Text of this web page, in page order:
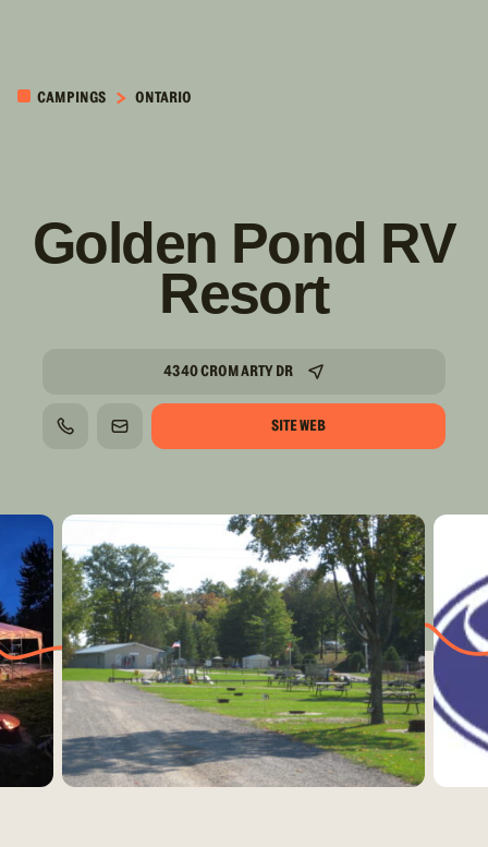
CONTENUCAMPINGS ONTARIO
Golden Pond RV
Resort
4340 CROMARTY DR
TÉLÉPHONECOURRIEL SITE WEB